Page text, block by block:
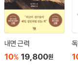
내면 근력
10% 19,800원